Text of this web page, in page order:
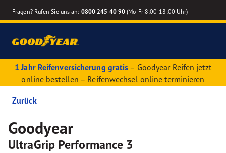
Fragen? Rufen Sie uns an: 0800 245 40 90 (Mo-Fr 8:00-18:00 Uhr)
1 Jahr Reifenversicherung gratis – Goodyear Reifen jetzt
online bestellen – Reifenwechsel online terminieren
Zurück
Goodyear
UltraGrip Performance 3